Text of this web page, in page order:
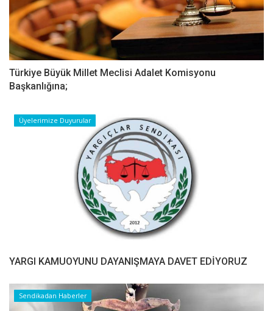
Türkiye Büyük Millet Meclisi Adalet Komisyonu
Başkanlığına;
Üyelerimize Duyurular
YARGI KAMUOYUNU DAYANIŞMAYA DAVET EDİYORUZ
Sendikadan Haberler